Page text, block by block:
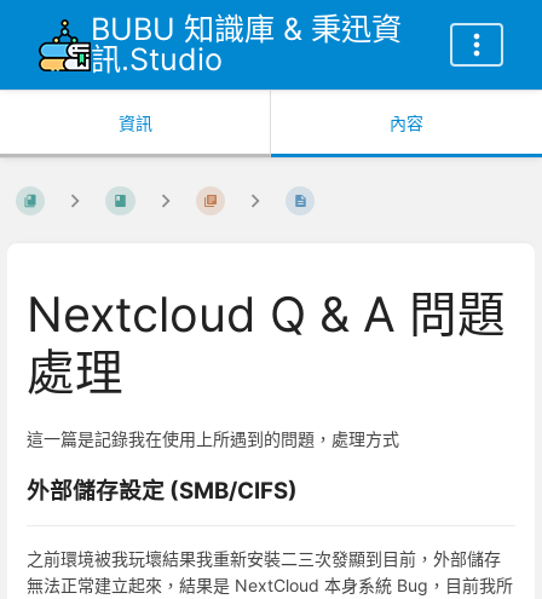
BUBU 知識庫 & 秉迅資
訊.Studio
資訊 內容
Nextcloud Q & A 問題
處理
這一篇是記錄我在使用上所遇到的問題，處理方式
外部儲存設定 (SMB/CIFS)
之前環境被我玩壞結果我重新安裝二三次發顯到目前，外部儲存
無法正常建立起來，結果是 NextCloud 本身系統 Bug，目前我所